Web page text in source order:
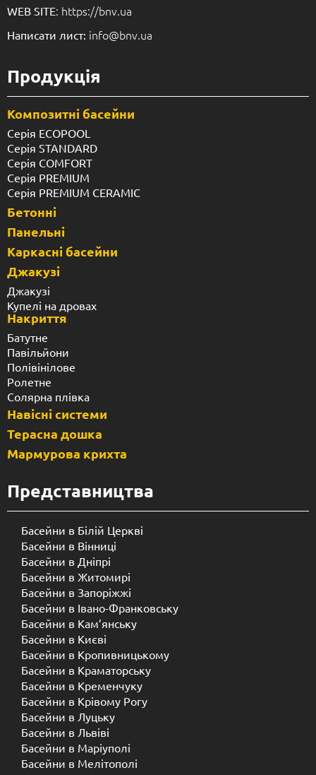
WEB SITE: https://bnv.ua
Написати лист: info@bnv.ua
Продукція
Композитні басейни
Серія ECOPOOL
Серія STANDARD
Серія COMFORT
Серія PREMIUM
Серія PREMIUM CERAMIC
Бетонні
Панельні
Каркасні басейни
Джакузі
Джакузі
Купелі на дровах
Накриття
Батутне
Павільйони
Полівінілове
Ролетне
Солярна плівка
Навісні системи
Терасна дошка
Мармурова крихта
Представництва
Басейни в Білій Церкві
Басейни в Вінниці
Басейни в Дніпрі
Басейни в Житомирі
Басейни в Запоріжжі
Басейни в Івано-Франковську
Басейни в Кам’янську
Басейни в Києві
Басейни в Кропивницькому
Басейни в Краматорську
Басейни в Кременчуку
Басейни в Крівому Рогу
Басейни в Луцьку
Басейни в Львіві
Басейни в Маріуполі
Басейни в Мелітополі